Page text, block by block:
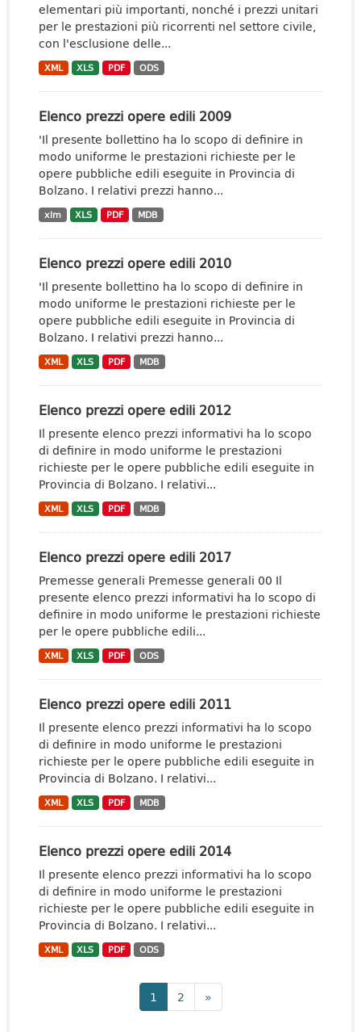
elementari più importanti, nonché i prezzi unitari
per le prestazioni più ricorrenti nel settore civile,
con l'esclusione delle...
XML XLS PDF ODS
Elenco prezzi opere edili 2009
'Il presente bollettino ha lo scopo di definire in
modo uniforme le prestazioni richieste per le
opere pubbliche edili eseguite in Provincia di
Bolzano. I relativi prezzi hanno...
xlm XLS PDF MDB
Elenco prezzi opere edili 2010
'Il presente bollettino ha lo scopo di definire in
modo uniforme le prestazioni richieste per le
opere pubbliche edili eseguite in Provincia di
Bolzano. I relativi prezzi hanno...
XML XLS PDF MDB
Elenco prezzi opere edili 2012
Il presente elenco prezzi informativi ha lo scopo
di definire in modo uniforme le prestazioni
richieste per le opere pubbliche edili eseguite in
Provincia di Bolzano. I relativi...
XML XLS PDF MDB
Elenco prezzi opere edili 2017
Premesse generali Premesse generali 00 Il
presente elenco prezzi informativi ha lo scopo di
definire in modo uniforme le prestazioni richieste
per le opere pubbliche edili...
XML XLS PDF ODS
Elenco prezzi opere edili 2011
Il presente elenco prezzi informativi ha lo scopo
di definire in modo uniforme le prestazioni
richieste per le opere pubbliche edili eseguite in
Provincia di Bolzano. I relativi...
XML XLS PDF MDB
Elenco prezzi opere edili 2014
Il presente elenco prezzi informativi ha lo scopo
di definire in modo uniforme le prestazioni
richieste per le opere pubbliche edili eseguite in
Provincia di Bolzano. I relativi...
XML XLS PDF ODS
1 2 »